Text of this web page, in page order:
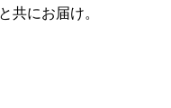
共にお届け。